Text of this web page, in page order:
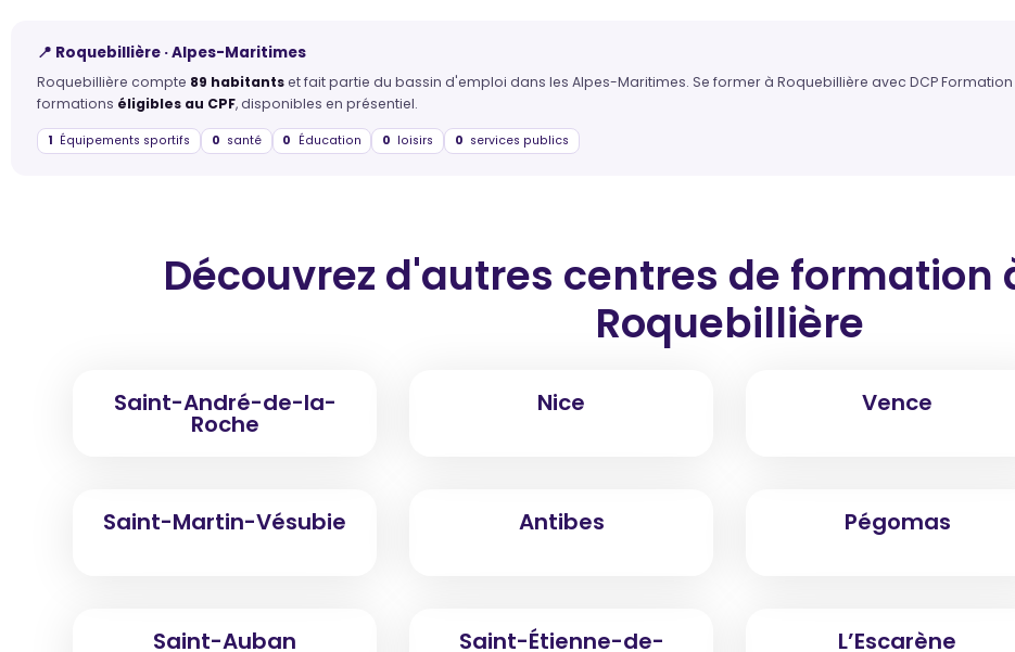
📍 Roquebillière · Alpes-Maritimes
Roquebillière compte 89 habitantset fait partie du bassin d'emploi dans les Alpes-Maritimes. Se former à Roquebillière avec DCP
formations éligibles au CPF, disponibles en présentiel.
1 Équipements sportifs 0 santé 0 Éducation 0 loisirs 0 services publics
Découvrez d'autres centres de formation
Roquebillière
Saint-André-de-la-
Roche
Nice Vence
Saint-Martin-Vésubie Antibes Pégomas
Saint-Auban Saint-Étienne-de- L’Escarène